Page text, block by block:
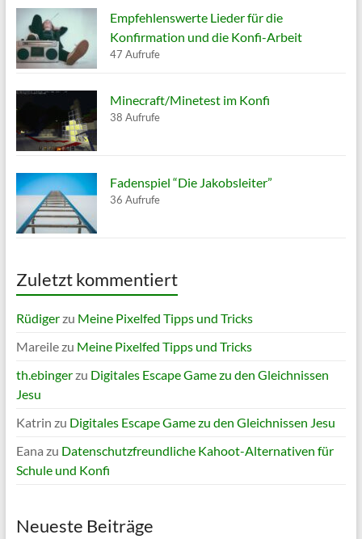
Empfehlenswerte Lieder für die
Konfirmation und die Konfi-Arbeit
47 Aufrufe
Minecraft/Minetest im Konfi
38 Aufrufe
Fadenspiel “Die Jakobsleiter”
36 Aufrufe
Zuletzt kommentiert
Rüdigerzu Meine Pixelfed Tipps und Tricks
Mareilezu Meine Pixelfed Tipps und Tricks
th.ebingerzu Digitales Escape Game zu den Gleichnissen
Jesu
Katrin zu Digitales Escape Game zu den Gleichnissen Jesu
Eana zu Datenschutzfreundliche Kahoot-Alternativen für
Schule und Konfi
Neueste Beiträge